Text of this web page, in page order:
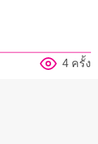
4 ครั้ง